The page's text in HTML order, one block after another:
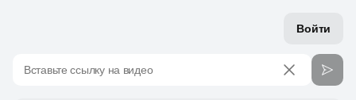
Войти
Вставьте ссылку на видео